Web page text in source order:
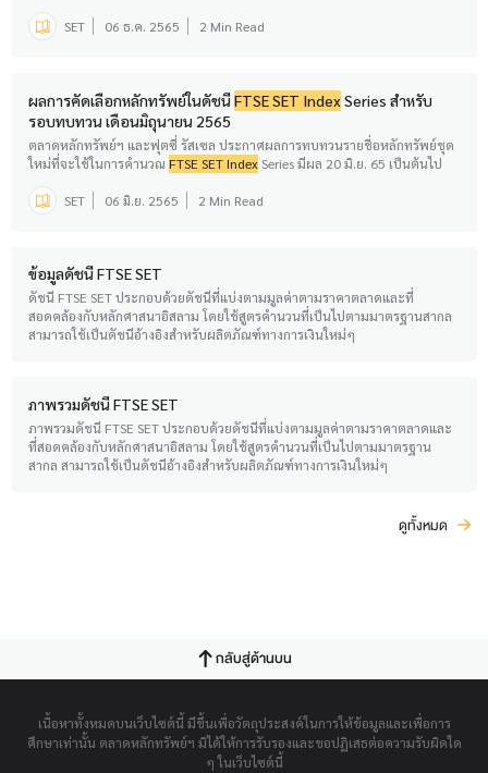
SET 06 ธ.ค. 2565 2 Min Read
ผลการคัดเลือกหลักทรัพย์ในดัชนีFTSE SET Index Series สำหรับ
รอบทบทวน เดือนมิถุนายน 2565
ตลาดหลักทรัพย์ฯ และฟุตซี่ รัสเซล ประกาศผลการทบทวนรายชื่อหลักทรัพย์ชุด
ใหม่ที่จะใช้ในการคำนวณFTSE SET Index Series มีผล 20 มิ.ย. 65 เป็นต้นไป
SET 06 มิ.ย. 2565 2 Min Read
ข้อมูลดัชนี FTSE SET
ดัชนี FTSE SET ประกอบด้วยดัชนีที่แบ่งตามมูลค่าตามราคาตลาดและที่
สอดคล้องกับหลักศาสนาอิสลาม โดยใช้สูตรคำนวนที่เป็นไปตามมาตรฐานสากล
สามารถใช้เป็นดัชนีอ้างอิงสำหรับผลิตภัณฑ์ทางการเงินใหม่ๆ
ภาพรวมดัชนี FTSE SET
ภาพรวมดัชนี FTSE SET ประกอบด้วยดัชนีที่แบ่งตามมูลค่าตามราคาตลาดและ
ที่สอดคล้องกับหลักศาสนาอิสลาม โดยใช้สูตรคำนวนที่เป็นไปตามมาตรฐาน
สากล สามารถใช้เป็นดัชนีอ้างอิงสำหรับผลิตภัณฑ์ทางการเงินใหม่ๆ
ดูทั้งหมด
กลับสู่ด้านบน
เนื้อหาทั้งหมดบนเว็บไซต์นี้ มีขึ้นเพื่อวัตถุประสงค์ในการให้ข้อมูลและเพื่อการ
ศึกษาเท่านั้น ตลาดหลักทรัพย์ฯ มิได้ให้การรับรองและขอปฏิเสธต่อความรับผิดใด
ๆ ในเว็บไซต์นี้